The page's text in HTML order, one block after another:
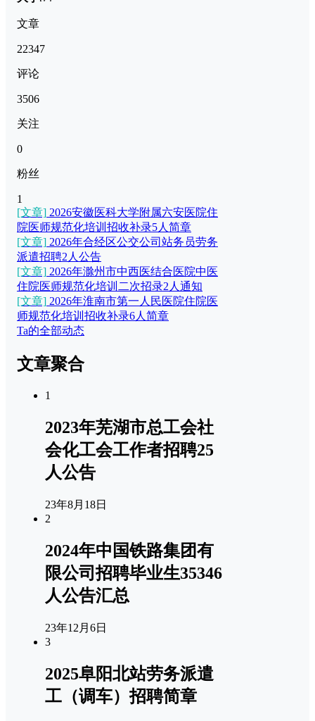
文章
22347
评论
3506
关注
0
粉丝
1
[文章] 2026安徽医科大学附属六安医院住
院医师规范化培训招收补录5人简章
[文章] 2026年合经区公交公司站务员劳务
派遣招聘2人公告
[文章] 2026年滁州市中西医结合医院中医
住院医师规范化培训二次招录2人通知
[文章] 2026年淮南市第一人民医院住院医
师规范化培训招收补录6人简章
Ta的全部动态
文章聚合
1
2023年芜湖市总工会社
会化工会工作者招聘25
人公告
23年8月18日
2
2024年中国铁路集团有
限公司招聘毕业生35346
人公告汇总
23年12月6日
3
2025阜阳北站劳务派遣
工（调车）招聘简章